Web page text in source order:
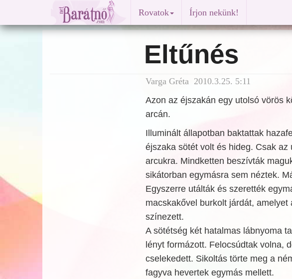
Rovatok Írjon nekünk!
Eltűnés
Varga Gréta 2010.3.25. 5:11
Azon az éjszakán egy utolsó vörös
arcán.
Illuminált állapotban baktattak
éjszaka sötét volt és hideg. Csak
arcukra. Mindketten beszívták
sikátorban egymásra sem néztek.
Egyszerre utálták és szerették
macskakővel burkolt járdát,
színezett.
A sötétség két hatalmas lábnyoma
lényt formázott. Felocsúdtak volna,
cselekedett. Sikoltás törte meg a
fagyva hevertek egymás mellett.